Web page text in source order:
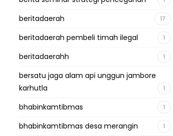
beritadaerah 17
beritadaerah pembeli timah ilegal 1
beritadaerahh 1
bersatu jaga alam api unggun jambore
karhutla
1
bhabinkamtibmas 1
bhabinkamtibmas desa merangin 1